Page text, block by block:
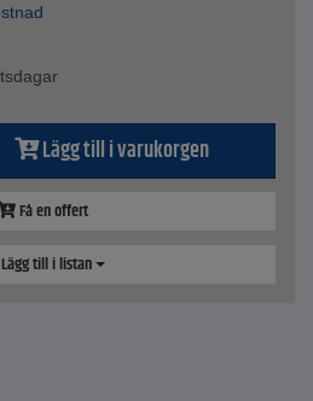
Lägg till i varukorgen
Få en offert
till i listan